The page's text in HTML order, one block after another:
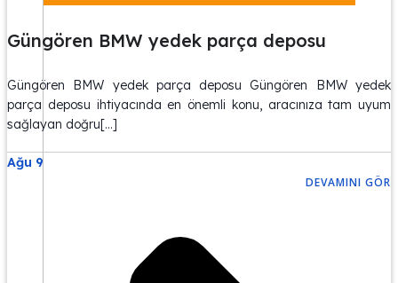
Güngören BMW yedek parça deposu
Güngören BMW yedek parça deposu Güngören BMW yedek
parça deposu ihtiyacında en önemli konu, aracınıza tam uyum
sağlayan doğru[…]
Ağu 9
DEVAMINI GÖR